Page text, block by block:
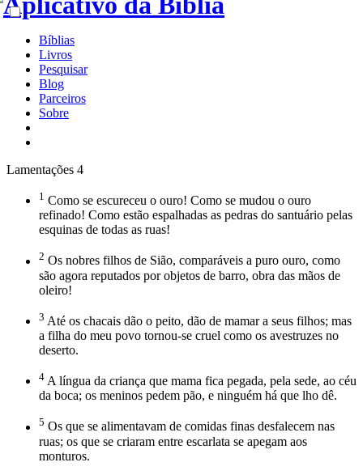
Bíblias
Livros
Pesquisar
Blog
Parceiros
Sobre
Lamentações 4
1 Como se escureceu o ouro! Como se mudou o ouro
refinado! Como estão espalhadas as pedras do santuário pelas
esquinas de todas as ruas!
2 Os nobres filhos de Sião, comparáveis a puro ouro, como
são agora reputados por objetos de barro, obra das mãos de
oleiro!
3 Até os chacais dão o peito, dão de mamar a seus filhos; mas
a filha do meu povo tornou-se cruel como os avestruzes no
deserto.
4 A língua da criança que mama fica pegada, pela sede, ao céu
da boca; os meninos pedem pão, e ninguém há que lho dê.
5 Os que se alimentavam de comidas finas desfalecem nas
ruas; os que se criaram entre escarlata se apegam aos
monturos.